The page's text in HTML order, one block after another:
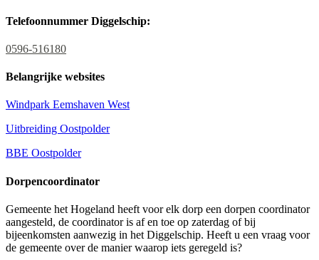
Telefoonnummer Diggelschip:
0596-516180
Belangrijke websites
Windpark Eemshaven West
Uitbreiding Oostpolder
BBE Oostpolder
Dorpencoordinator
Gemeente het Hogeland heeft voor elk dorp een dorpen coordinator
aangesteld, de coordinator is af en toe op zaterdag of bij
bijeenkomsten aanwezig in het Diggelschip. Heeft u een vraag voor
de gemeente over de manier waarop iets geregeld is?